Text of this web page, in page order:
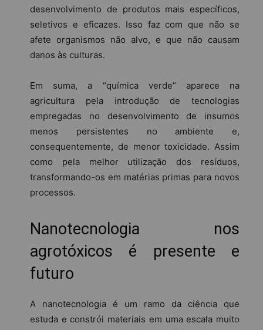
desenvolvimento de produtos mais específicos,
seletivos e eficazes. Isso faz com que não se
afete organismos não alvo, e que não causam
danos às culturas.
Em suma, a “química verde” aparece na
agricultura pela introdução de tecnologias
empregadas no desenvolvimento de insumos
menos persistentes no ambiente e,
consequentemente, de menor toxicidade. Assim
como pela melhor utilização dos resíduos,
transformando-os em matérias primas para novos
processos.
Nanotecnologia nos
agrotóxicos é presente e
futuro
A nanotecnologia é um ramo da ciência que
estuda e constrói materiais em uma escala muito